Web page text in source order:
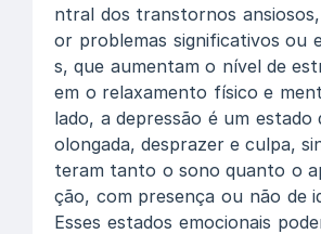
ntral dos transtornos
or problemas significativos ou
s, que aumentam o nível de
em o relaxamento físico e
lado, a depressão é um
olongada, desprazer e culpa,
teram tanto o sono quanto o
ção, com presença ou não de
Esses estados emocionais